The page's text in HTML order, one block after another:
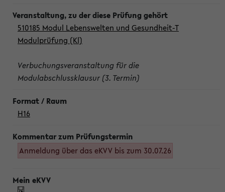
510185 Modul Lebenswelten und Gesundheit-T
Modulprüfung (Kl)
Verbuchungsveranstaltung für die
Modulabschlussklausur (3. Termin)
H16
Anmeldung über das eKVV bis zum 30.07.26